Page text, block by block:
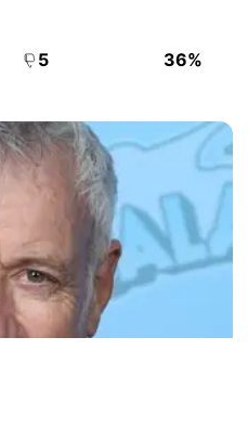
5 36%